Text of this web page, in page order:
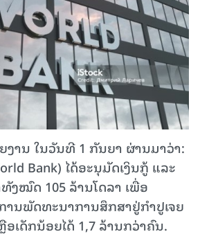
ງານ ໃນວັນທີ 1 ກັນຍາ ຜ່ານມາວ່າ:
Bank) ໄດ້​ອະນຸມັດ​ເງິນ​ກູ້ ແລະ
ງໝົດ 105 ລ້ານ​ໂດ​ລາ ​ເພື່ອ​
ນ​ພັດທະນາ​ການ​ສຶກສາ​ຢູ່​ກຳປູ​ເຈຍ
ອ​ເດັກນ້ອຍ​ໄດ້ 1,7 ລ້ານ​ກວ່າຄົນ.